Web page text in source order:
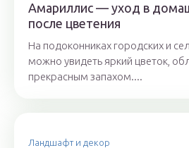
Амариллис — уход в
после цветения
На подоконниках городских и
можно увидеть яркий цветок,
прекрасным запахом....
Ландшафт и декор